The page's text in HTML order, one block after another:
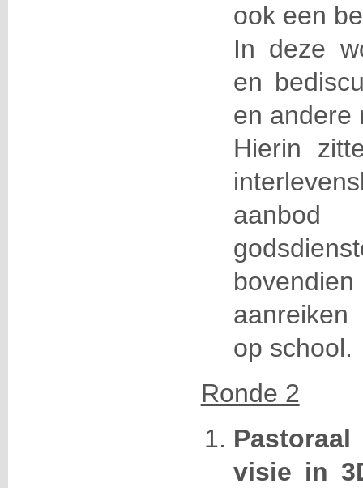
ook een
In deze
en
en andere
Hierin
op school.
Ronde 2
visie in